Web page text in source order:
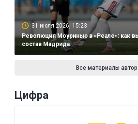
31 июля 2026, 15:23
Революция Моуринью в «Реале»: как
состав Мадрида
Все материалы
Цифра